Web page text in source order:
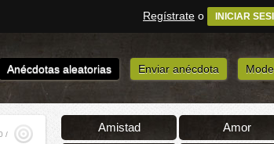
Regístrate o INICIAR
Anécdotas aleatorias Enviar anécdota
/
Amistad Amor